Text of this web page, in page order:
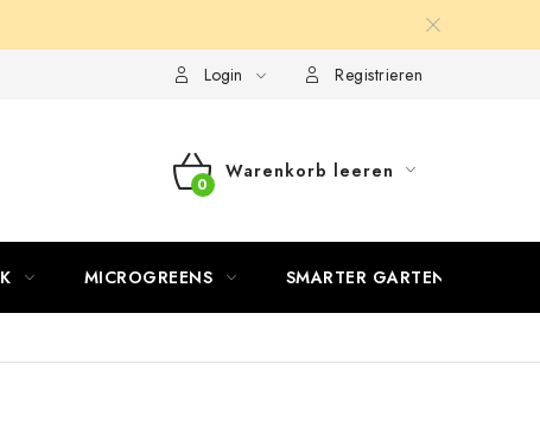
Login Registrieren
WARENKORB
Warenkorb leeren
MICROGREENS SMARTER GARTEN